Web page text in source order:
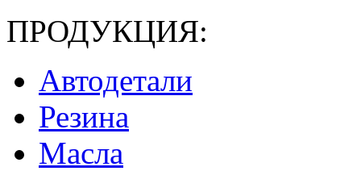
ПРОДУКЦИЯ:
Автодетали
Резина
Масла